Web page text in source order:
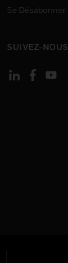
Se Désabonner
SUIVEZ-NOUS